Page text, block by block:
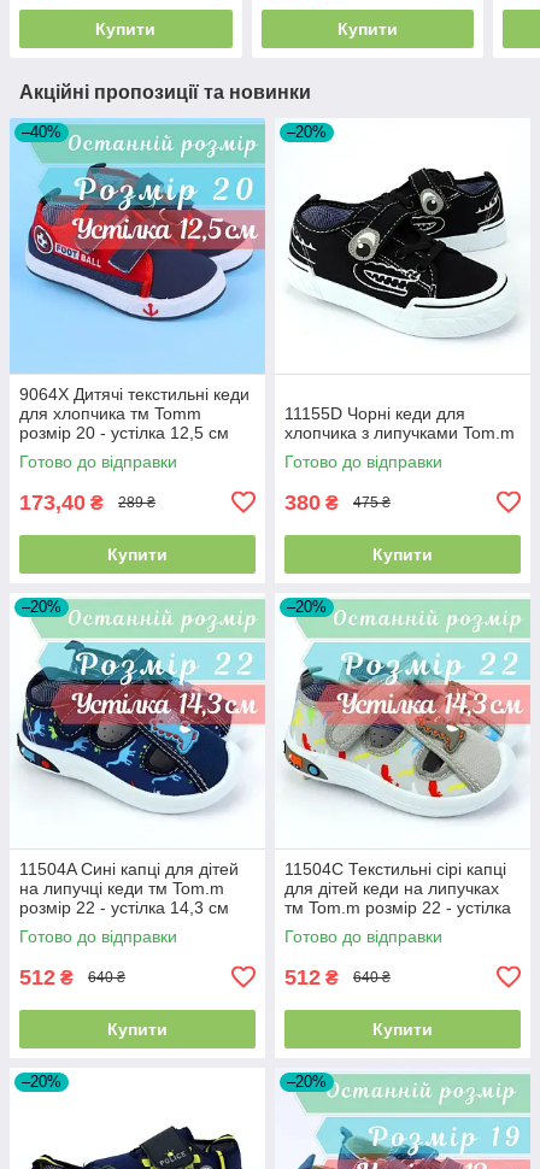
Купити Купити
Акційні пропозиції та новинки
–40%
9064X Дитячі текстильні кеди
для хлопчика тм Tomm
розмір 20 - устілка 12,5 см
Готово до відправки
173,40 ₴ 289 ₴
Купити
–20%
11155D Чорні кеди для
хлопчика з липучками Tom.m
Готово до відправки
380 ₴ 475 ₴
Купити
–20%
11504A Сині капці для дітей
на липучці кеди тм Tom.m
розмір 22 - устілка 14,3 см
Готово до відправки
512 ₴ 640 ₴
Купити
–20%
11504C Текстильні сірі капці
для дітей кеди на липучках
тм Tom.m розмір 22 - устілка
14,3 см
Готово до відправки
512 ₴ 640 ₴
Купити
–20% –20%